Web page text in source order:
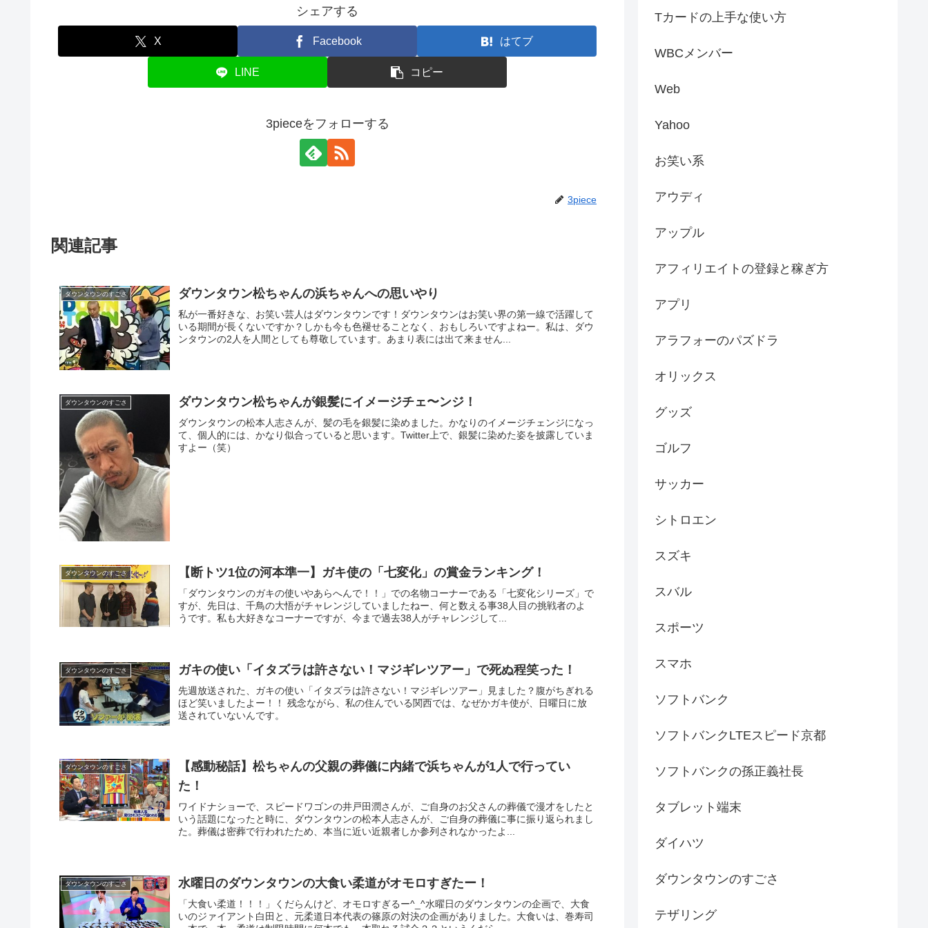
シェアする
X Facebook はてブ
LINE コピー
3pieceをフォローする
3piece
関連記事
ダウンタウンのすごさ ダウンタウン松ちゃんの浜ちゃんへの思いやり
私が一番好きな、お笑い芸人はダウンタウンです！ダウンタウンはお笑い界の第一線で活躍して
いる期間が長くないですか？しかも今も色褪せることなく、おもしろいですよねー。私は、ダウ
ンタウンの2人を人間としても尊敬しています。あまり表には出て来ません...
ダウンタウンのすごさ ダウンタウン松ちゃんが銀髪にイメージチェ〜ンジ！
ダウンタウンの松本人志さんが、髪の毛を銀髪に染めました。かなりのイメージチェンジになっ
て、個人的には、かなり似合っていると思います。Twitter上で、銀髪に染めた姿を披露していま
すよー（笑）
ダウンタウンのすごさ 【断トツ1位の河本準一】ガキ使の「七変化」の賞金ランキング！
「ダウンタウンのガキの使いやあらへんで！！」での名物コーナーである「七変化シリーズ」で
すが、先日は、千鳥の大悟がチャレンジしていましたねー、何と数える事38人目の挑戦者のよ
うです。私も大好きなコーナーですが、今まで過去38人がチャレンジして...
ダウンタウンのすごさ ガキの使い「イタズラは許さない！マジギレツアー」で死ぬ程笑った！
先週放送された、ガキの使い「イタズラは許さない！マジギレツアー」見ました？腹がちぎれる
ほど笑いましたよー！！ 残念ながら、私の住んでいる関西では、なぜかガキ使が、日曜日に放
送されていないんです。
ダウンタウンのすごさ
【感動秘話】松ちゃんの父親の葬儀に内緒で浜ちゃんが1人で行ってい
た！
ワイドナショーで、スピードワゴンの井戸田潤さんが、ご自身のお父さんの葬儀で漫才をしたと
いう話題になったと時に、ダウンタウンの松本人志さんが、ご自身の葬儀に事に振り返られまし
た。葬儀は密葬で行われたため、本当に近い近親者しか参列されなかったよ...
ダウンタウンのすごさ 水曜日のダウンタウンの大食い柔道がオモロすぎたー！
「大食い柔道！！！」くだらんけど、オモロすぎるー^_^水曜日のダウンタウンの企画で、大食
いのジァイアント白田と、元柔道日本代表の篠原の対決の企画がありました。大食いは、巻寿司
Tカードの上手な使い方
WBCメンバー
Web
Yahoo
お笑い系
アウディ
アップル
アフィリエイトの登録と稼ぎ方
アプリ
アラフォーのパズドラ
オリックス
グッズ
ゴルフ
サッカー
シトロエン
スズキ
スバル
スポーツ
スマホ
ソフトバンク
ソフトバンクLTEスピード京都
ソフトバンクの孫正義社長
タブレット端末
ダイハツ
ダウンタウンのすごさ
テザリング